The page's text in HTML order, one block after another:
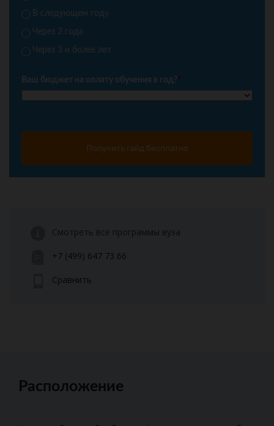
В следующем году
Через 2 года
Через 3 и более лет
Ваш бюджет на оплату обучения в год?*
Получить гайд бесплатно
Смотреть все программы вуза
+7 (499) 647 73 66
Сравнить
Расположение